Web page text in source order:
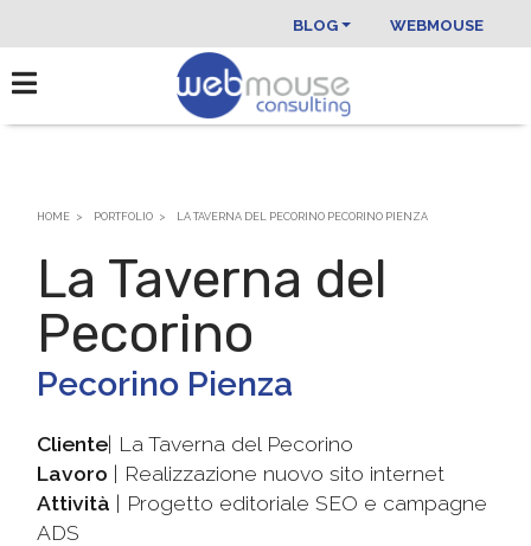
BLOG WEBMOUSE
HOME PORTFOLIO LA TAVERNA DEL PECORINO PECORINO PIENZA
La Taverna del
Pecorino
Pecorino Pienza
Cliente| La Taverna del Pecorino
Lavoro | Realizzazione nuovo sito internet
Attività | Progetto editoriale SEO e campagne
ADS